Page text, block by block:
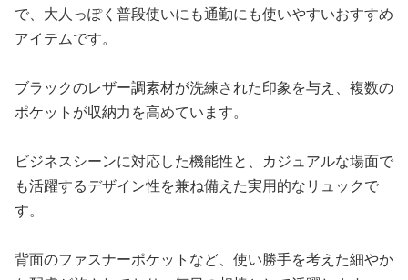
で、大人っぽく普段使いにも通勤にも使いやすいおすすめ
アイテムです。
ブラックのレザー調素材が洗練された印象を与え、複数の
ポケットが収納力を高めています。
ビジネスシーンに対応した機能性と、カジュアルな場面で
も活躍するデザイン性を兼ね備えた実用的なリュックで
す。
背面のファスナーポケットなど、使い勝手を考えた細やか